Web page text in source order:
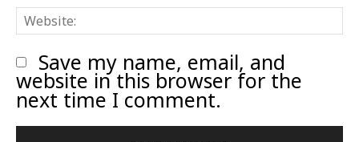
Save my name, email, and
website in this browser for the
next time I comment.